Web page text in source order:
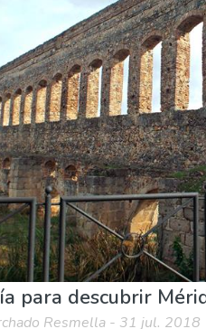
para descubrir
Resmella - 31 jul. 2018